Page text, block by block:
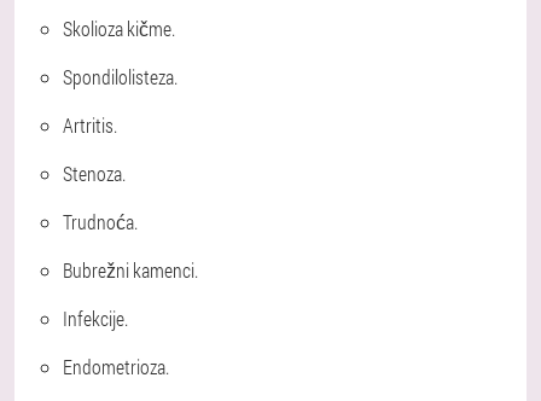
Skolioza kičme.
Spondilolisteza.
Artritis.
Stenoza.
Trudnoća.
Bubrežni kamenci.
Infekcije.
Endometrioza.